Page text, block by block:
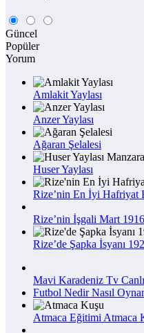
Güncel
Popüler
Yorum
Amlakit Yaylası
Anzer Yaylası
Ağaran Şelalesi
Huser Yaylası
Rize’nin En İyi Hafriyat
Rize’nin İşgali Mart 1916
Rize’de Şapka İsyanı
Mavi Karadeniz Tv
Futbol Nedir Nasıl
Atmaca Eğitimi Atmaca